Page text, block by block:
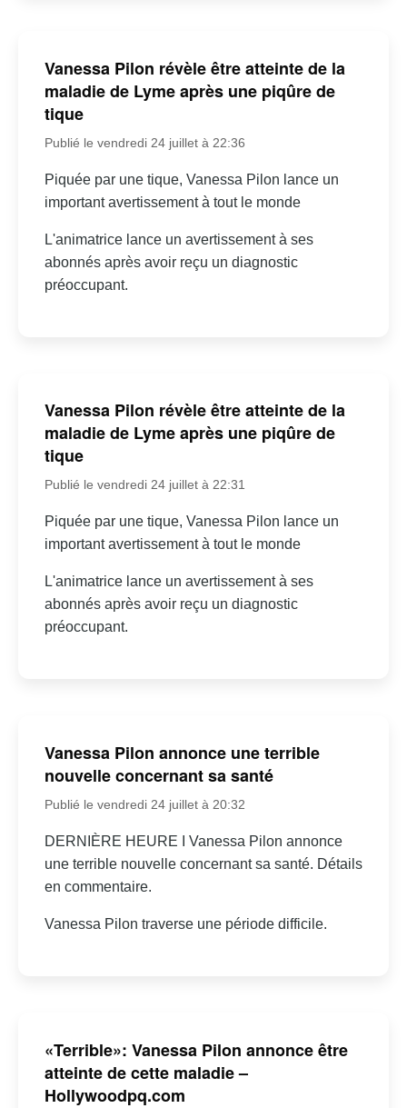
Vanessa Pilon révèle être atteinte de la
maladie de Lyme après une piqûre de
tique
Publié le vendredi 24 juillet à 22:36
Piquée par une tique, Vanessa Pilon lance un
important avertissement à tout le monde
L'animatrice lance un avertissement à ses
abonnés après avoir reçu un diagnostic
préoccupant.
Vanessa Pilon révèle être atteinte de la
maladie de Lyme après une piqûre de
tique
Publié le vendredi 24 juillet à 22:31
Piquée par une tique, Vanessa Pilon lance un
important avertissement à tout le monde
L'animatrice lance un avertissement à ses
abonnés après avoir reçu un diagnostic
préoccupant.
Vanessa Pilon annonce une terrible
nouvelle concernant sa santé
Publié le vendredi 24 juillet à 20:32
DERNIÈRE HEURE I Vanessa Pilon annonce
une terrible nouvelle concernant sa santé. Détails
en commentaire.
Vanessa Pilon traverse une période difficile.
«Terrible»: Vanessa Pilon annonce être
atteinte de cette maladie –
Hollywoodpq.com